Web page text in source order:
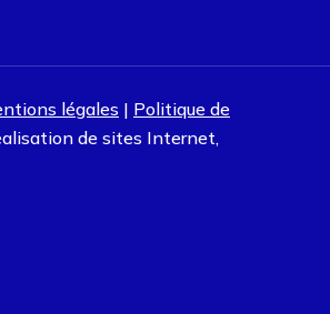
légales | Politique de
de sites Internet,